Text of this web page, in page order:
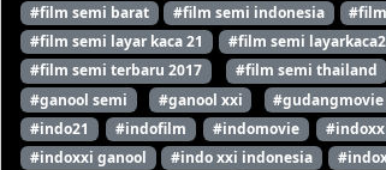
#film semi barat
#film semi indonesia
#film semi layar kaca 21
#film semi
#film semi terbaru 2017
#film semi thailand
#ganool semi
#ganool xxi #gudangmovie
#indo21
#indofilm #indomovie #indoxx
#indoxxi ganool
#indo xxi indonesia